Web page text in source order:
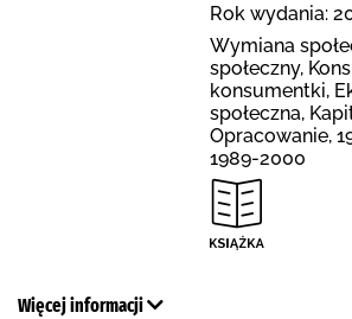
Rok wydania:
Wymiana
społeczny,
konsumentki,
społeczna,
Opracowanie,
1989-2000
Więcej informacji